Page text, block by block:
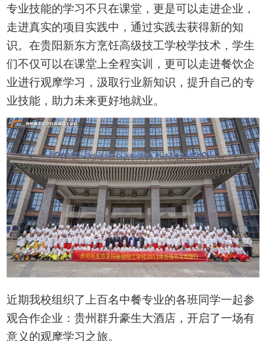
专业技能的学习不只在课堂，更是可以走进企业，
走进真实的项目实践中，通过实践去获得新的知
识。在贵阳新东方烹饪高级技工学校学技术，学生
们不仅可以在课堂上全程实训，更可以走进餐饮企
业进行观摩学习，汲取行业新知识，提升自己的专
业技能，助力未来更好地就业。
近期我校组织了上百名中餐专业的各班同学一起参
观合作企业：贵州群升豪生大酒店，开启了一场有
意义的观摩学习之旅。